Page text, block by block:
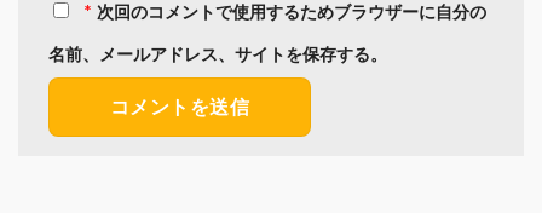
次回のコメントで使用するためブラウザーに自分の
名前、メールアドレス、サイトを保存する。